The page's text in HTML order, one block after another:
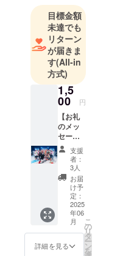
あるがマイ
ナーなス
ポーツの部
類に入って
しまいま
す。
ボクシング
をもっと世
の中の方の
注目を浴び
て全体的に
盛り上げた
いと思い皆
さんのご協
力も得られ
ることがで
いです。
目標金額
未達でも
リターン
が届きま
す(All-in
方式)
1,5
00 円
【お礼
のメッ
セー
ジ】 感
謝の気
持ちを
込め
て、お
礼の
メッ
セージ
をお送
りしま
す。
【5/24
支援
者：
3人
お届
け予
定：
2025
年06
月
詳細を見る
こ
の
リ
タ
ー
ン
を